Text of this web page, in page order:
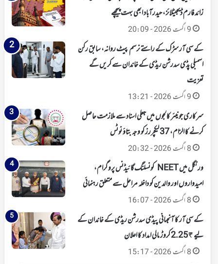
زائد فارم ڈیجیٹلائز، حیدرآباد ابھی بہت پیچھے
9 اگست 2026 - 20:09
کے سی آر سڑک کے راستے نرسم پیٹ روانہ، سابق رکن
اسمبلی پڈی سدرشن ریڈی کے خاندان سے کریں گے
تعزیت
9 اگست 2026 - 13:21
سرکاری جونیئر کالجوں میں جعلی اسناد سے ملازمت حاصل
کرنے کا الزام، 37 لیکچررز کو وجہ بتاؤ نوٹس
8 اگست 2026 - 20:32
ورنگل میں NEET کونسلنگ گائیڈنس پروگرام،
امیدواروں اور والدین کو داخلہ مراحل سے متعلق رہنمائی
8 اگست 2026 - 16:07
کے سی آر کا آنجہانی پیڈی سدرشن ریڈی کے خاندان کے
لیے ₹2.25 کروڑ مالی امداد کا اعلان
8 اگست 2026 - 15:17